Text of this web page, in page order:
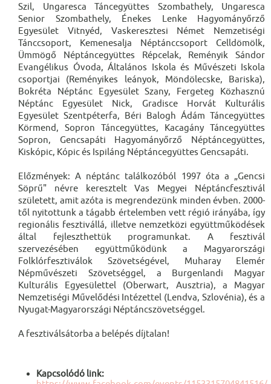
Szil, Ungaresca Táncegyüttes Szombathely, Ungaresca
Senior Szombathely, Énekes Lenke Hagyományőrző
Egyesület Vitnyéd, Vaskeresztesi Német Nemzetiségi
Tánccsoport, Kemenesalja Néptánccsoport Celldömölk,
Ümmögő Néptáncegyüttes Répcelak, Reményik Sándor
Evangélikus Óvoda, Általános Iskola és Művészeti Iskola
csoportjai (Reményikes leányok, Möndölecske, Bariska),
Bokréta Néptánc Egyesület Szany, Fergeteg Közhasznú
Néptánc Egyesület Nick, Gradisce Horvát Kulturális
Egyesület Szentpéterfa, Béri Balogh Ádám Táncegyüttes
Körmend, Sopron Táncegyüttes, Kacagány Táncegyüttes
Sopron, Gencsapáti Hagyományőrző Néptáncegyüttes,
Kiskópic, Kópic és Ispiláng Néptáncegyüttes Gencsapáti.
Előzmények: A néptánc találkozóból 1997 óta a „Gencsi
Söprű" névre keresztelt Vas Megyei Néptáncfesztivál
született, amit azóta is megrendezünk minden évben. 2000-
től nyitottunk a tágabb értelemben vett régió irányába, így
regionális fesztivállá, illetve nemzetközi együttműködések
által fejleszthettük programunkat. A fesztivál
szervezésében együttműködünk a Magyarországi
Folklórfesztiválok Szövetségével, Muharay Elemér
Népművészeti Szövetséggel, a Burgenlandi Magyar
Kulturális Egyesülettel (Oberwart, Ausztria), a Magyar
Nemzetiségi Művelődési Intézettel (Lendva, Szlovénia), és a
Nyugat-Magyarországi Néptáncszövetséggel.
A fesztiválsátorba a belépés díjtalan!
Kapcsolódó link: